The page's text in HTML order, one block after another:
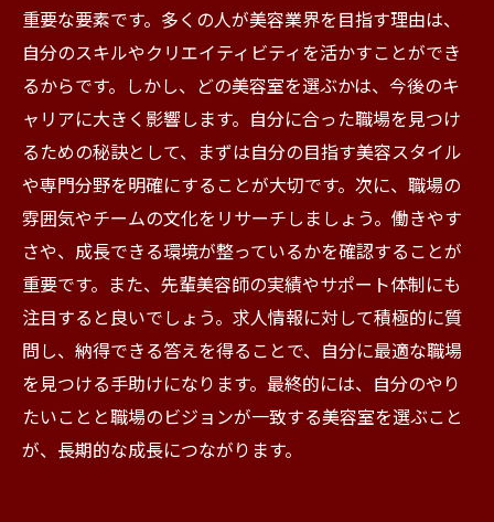
重要な要素です。多くの人が美容業界を目指す理由は、
自分のスキルやクリエイティビティを活かすことができ
るからです。しかし、どの美容室を選ぶかは、今後のキ
ャリアに大きく影響します。自分に合った職場を見つけ
るための秘訣として、まずは自分の目指す美容スタイル
や専門分野を明確にすることが大切です。次に、職場の
雰囲気やチームの文化をリサーチしましょう。働きやす
さや、成長できる環境が整っているかを確認することが
重要です。また、先輩美容師の実績やサポート体制にも
注目すると良いでしょう。求人情報に対して積極的に質
問し、納得できる答えを得ることで、自分に最適な職場
を見つける手助けになります。最終的には、自分のやり
たいことと職場のビジョンが一致する美容室を選ぶこと
が、長期的な成長につながります。